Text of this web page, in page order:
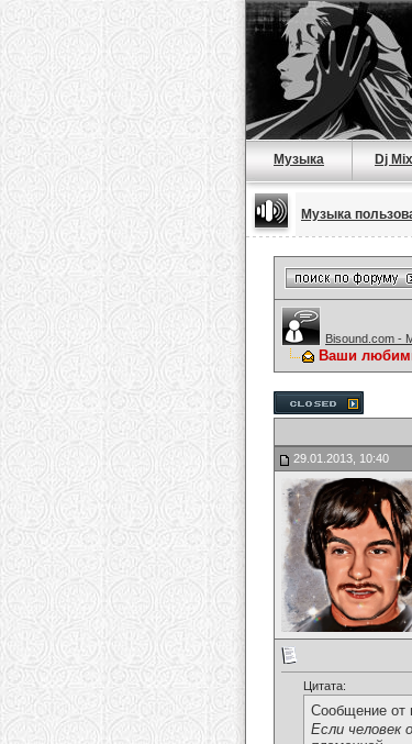
Музыка Dj
Музыка
Bisound.com -
Ваши
29.01.2013, 10:40
Цитата:
Сообщение от
Если человек